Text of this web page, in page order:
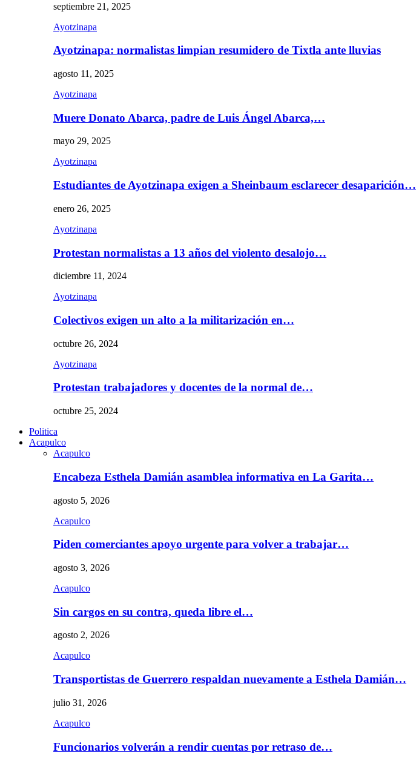
septiembre 21, 2025
Ayotzinapa
Ayotzinapa: normalistas limpian resumidero de Tixtla ante lluvias
agosto 11, 2025
Ayotzinapa
Muere Donato Abarca, padre de Luis Ángel Abarca,…
mayo 29, 2025
Ayotzinapa
Estudiantes de Ayotzinapa exigen a Sheinbaum esclarecer desaparición…
enero 26, 2025
Ayotzinapa
Protestan normalistas a 13 años del violento desalojo…
diciembre 11, 2024
Ayotzinapa
Colectivos exigen un alto a la militarización en…
octubre 26, 2024
Ayotzinapa
Protestan trabajadores y docentes de la normal de…
octubre 25, 2024
Politica
Acapulco
Acapulco
Encabeza Esthela Damián asamblea informativa en La Garita…
agosto 5, 2026
Acapulco
Piden comerciantes apoyo urgente para volver a trabajar…
agosto 3, 2026
Acapulco
Sin cargos en su contra, queda libre el…
agosto 2, 2026
Acapulco
Transportistas de Guerrero respaldan nuevamente a Esthela Damián…
julio 31, 2026
Acapulco
Funcionarios volverán a rendir cuentas por retraso de…